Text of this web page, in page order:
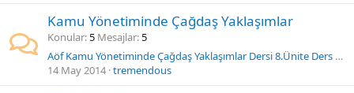
Kamu Yönetiminde Çağdaş Yaklaşımlar
Konular 5 Mesajlar 5
Aöf Kamu Yönetiminde Çağdaş Yaklaşımlar Dersi 8.Ünite Ders Notları
14 May 2014 tremendous